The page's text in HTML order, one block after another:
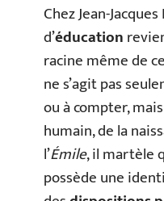
Chez Jean-
d’éducation
racine même de
ne s’agit pas
ou à compter,
humain, de la
l’Émile, il martèle
possède une